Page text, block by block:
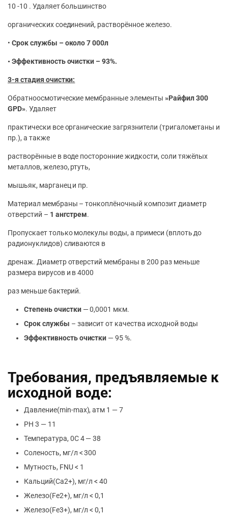
10 -10 . Удаляет большинство
органических соединений, растворённое железо.
• Срок службы – около 7 000л
• Эффективность очистки – 93%.
3-я стадия очистки:
Обратноосмотические мембранные элементы »Райфил 300
GPD». Удаляет
практически все органические загрязнители (тригалометаны и
пр.), а также
растворённые в воде посторонние жидкости, соли тяжёлых
металлов, железо, ртуть,
мышьяк, марганец и пр.
Материал мембраны – тонкоплёночный композит диаметр
отверстий – 1 ангстрем.
Пропускает только молекулы воды, а примеси (вплоть до
радионуклидов) сливаются в
дренаж. Диаметр отверстий мембраны в 200 раз меньше
размера вирусов и в 4000
раз меньше бактерий.
Степень очистки— 0,0001 мкм.
Срок службы – зависит от качества исходной воды
Эффективность очистки — 95 %.
Требования, предъявляемые к
исходной воде:
Давление(min-max), атм 1 — 7
РН 3 — 11
Температура, 0С 4 — 38
Соленость, мг/л < 300
Мутность, FNU < 1
Кальций(Ca2+), мг/л < 40
Железо(Fe2+), мг/л < 0,1
Железо(Fe3+), мг/л < 0,1